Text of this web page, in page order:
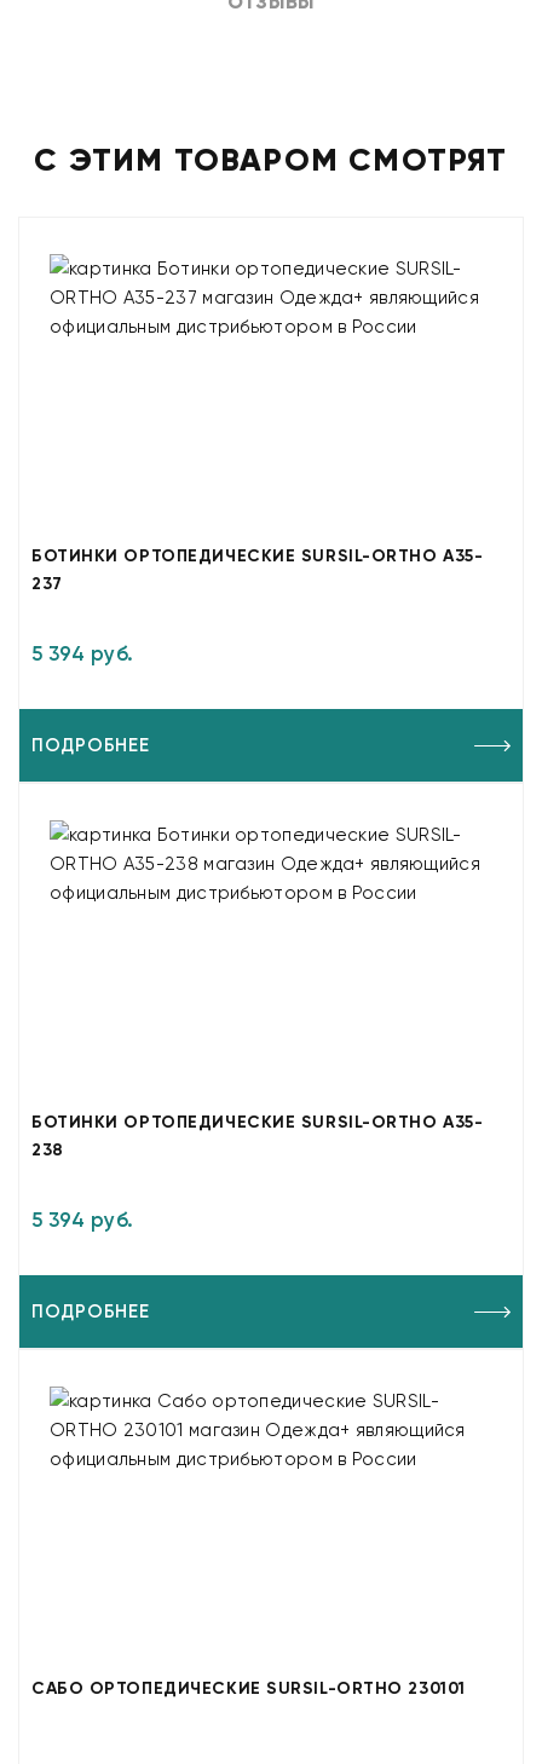
С ЭТИМ ТОВАРОМ СМОТРЯТ
БОТИНКИ ОРТОПЕДИЧЕСКИЕ SURSIL-ORTHO A35-
237
5 394 руб.
ПОДРОБНЕЕ
БОТИНКИ ОРТОПЕДИЧЕСКИЕ SURSIL-ORTHO A35-
238
5 394 руб.
ПОДРОБНЕЕ
САБО ОРТОПЕДИЧЕСКИЕ SURSIL-ORTHO 230101